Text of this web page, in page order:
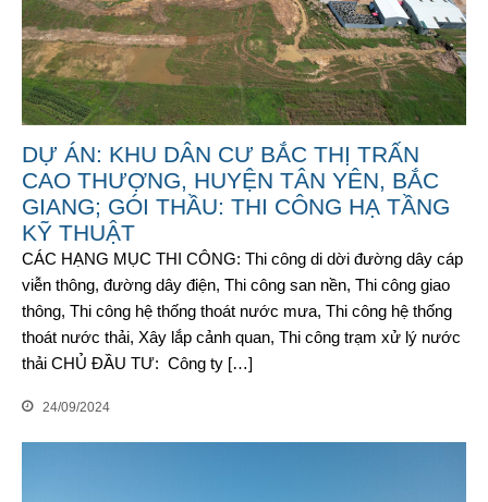
DỰ ÁN: KHU DÂN CƯ BẮC THỊ TRẤN
CAO THƯỢNG, HUYỆN TÂN YÊN, BẮC
GIANG; GÓI THẦU: THI CÔNG HẠ TẦNG
KỸ THUẬT
CÁC HẠNG MỤC THI CÔNG: Thi công di dời đường dây cáp
viễn thông, đường dây điện, Thi công san nền, Thi công giao
thông, Thi công hệ thống thoát nước mưa, Thi công hệ thống
thoát nước thải, Xây lắp cảnh quan, Thi công trạm xử lý nước
thải CHỦ ĐẦU TƯ: Công ty […]
24/09/2024